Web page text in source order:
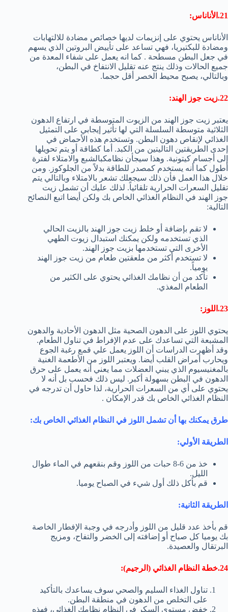
21.الأناناس:
الأناناس يحتوي على إنزيمات لديها خصائص مضادة للالتهابات
ومضادة للبكتيريا، فهي تساعد على تأييض البروتين الذي يسهم
في جعل البطن مسطحة . كما انه يعمل على شفاء المعدة من
جميع الحالات وذلك ينتج عنه تقليل الانتفاخ في البطن،
وبالتالي، يصبح محيط الخصر أقل حجما.
22.زيت جوز الهند:
يعتبر زيت جوز الهند من الزيوت المتوسطة في ارتفاع الدهون
الثلاثية متوسطة السلسلة التي لها تأثير إيجابي على التمثيل
الغذائي لإنقاص دهون البطن. وتستخدم هذه الأحماض في
إحدى الطريقتين التاليتين من الكبد. أما كطاقة أو يتم تحويلها
إلى أجسام كيتونية. وهذا سيجأن نظامكبالشبع والامتلاء لفترة
أطول كما أنه يستخدم كمصدر للطاقة بدلاً من الجلوكوز. ومن
خلال هذا العمل فأن ذلك سيجعلك تشعر بالامتلاء وبالتالي يتم
تقليل السعرات الحرارية تلقائياً. لذلك عليك أن تشمل زيت
جوز الهند في النظام الغذائي الخاص بك ولكن أيضا اتبع النصائح
التالية:
لا تقم بإضافة أو خلط زيت جوز الهند بالزيت الحالي
الذي تستخدمه ولكن يمكنك استبدال زيوت الطهي
الأخرى التي تستخدمها بزيت جوز الهند.
لا تستخدم أكثر من ملعقتين طعام من زيت جوز الهند
يومياً.
تأكد من أن نظامك الغذائي يحتوي على الكثير من
الطعام المغذي.
23.اللوز:
يحتوي اللوز على الدهون الصحية مثل الدهون الأحادية والدهون
المشبعة التي تساعدك على عدم الإفراط في تناول الطعام.
وقد أظهرت الدراسات أن اللوز يعمل علي قمع رغبة الجوع
ويحارب أمراض القلب أيضا. ويعتبر اللوز من الأطعمة الغنية
بالمغنيسيوم الذي يبني العضلات مما يعني أنه يعمل على حرق
الدهون في البطن بسهولة أكبر. ليس ذلك فحسب بل أنه لا
يحتوي على أي من السعرات الحرارية، لذا حاول أن تدرجه في
النظام الغذائي الخاص بك قدر الإمكان .
طرق يمكنك بها أن تشمل اللوز في النظام الغذائي الخاص بك:
الطريقة الأولي:
خذ من 6-8 حبات من اللوز وقم بنقعهم في الماء طوال
الليل.
قم بأكل ذلك أول شيء في الصباح يوميا.
الطريقة الثانية:
قم بأخذ عدد قليل من اللوز وأدرجه في وجبة الإفطار الخاصة
بك يوميا كل صباح أو إضافته إلى الخضر والتفاح، ومزيج
البرتقال والعصيدة.
24.خطة النظام الغذائي (الرجيم):
تناول الغذاء السليم والصحي سوف يساعدك بالتأكيد
على التخلص من الدهون في منطقة البطن.
خفض مستوى السكر في النظام نظامك الغذائي، فهذه